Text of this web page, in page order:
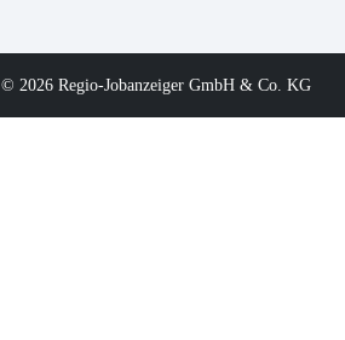
© 2026 Regio-Jobanzeiger GmbH & Co. KG